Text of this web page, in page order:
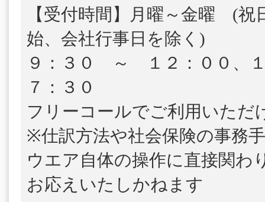
【受付時間】月曜～金曜 (祝
始、会社行事日を除く)
９：３０ ～ １２：００、
７：３０
フリーコールでご利用いただ
※仕訳方法や社会保険の事務
ウエア自体の操作に直接関わ
お応えいたしかねます